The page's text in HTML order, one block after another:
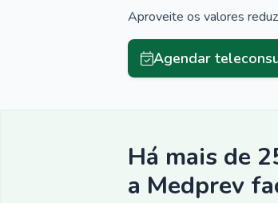
Aproveite os valores
Agendar
Há mais de
a Medprev